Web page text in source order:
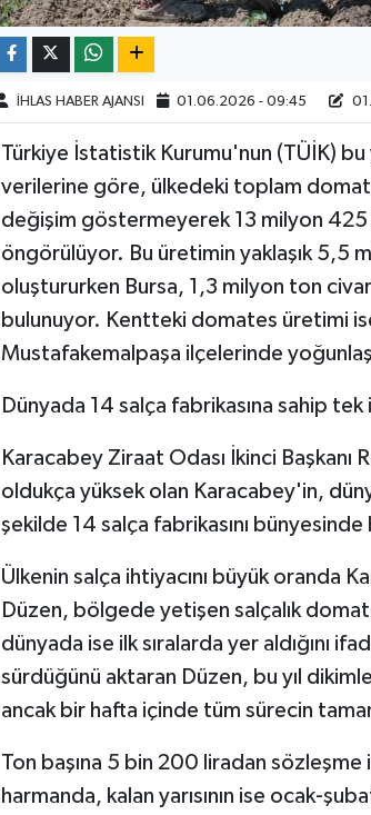
İHLAS HABER AJANSI 01.06.2026 - 09:45
Türkiye İstatistik Kurumu'nun (TÜİK)
verilerine göre, ülkedeki toplam
değişim göstermeyerek 13 milyon
öngörülüyor. Bu üretimin yaklaşık 5,5
oluştururken Bursa, 1,3 milyon ton
bulunuyor. Kentteki domates üretimi
Mustafakemalpaşa ilçelerinde
Dünyada 14 salça fabrikasına sahip tek
Karacabey Ziraat Odası İkinci Başkanı
oldukça yüksek olan Karacabey'in,
şekilde 14 salça fabrikasını
Ülkenin salça ihtiyacını büyük oranda
Düzen, bölgede yetişen salçalık
dünyada ise ilk sıralarda yer aldığını
sürdüğünü aktaran Düzen, bu yıl
ancak bir hafta içinde tüm sürecin
Ton başına 5 bin 200 liradan sözleşme
harmanda, kalan yarısının ise ocak-